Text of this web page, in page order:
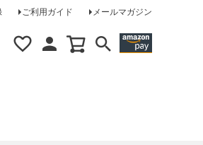
ご利用ガイド メールマガジン